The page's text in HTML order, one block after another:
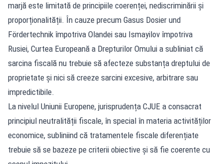
marjă este limitată de principiile coerenței, nediscriminării și
proporționalității. În cauze precum Gasus Dosier und
Fördertechnik împotriva Olandei sau Ismayilov împotriva
Rusiei, Curtea Europeană a Drepturilor Omului a subliniat că
sarcina fiscală nu trebuie să afecteze substanța dreptului de
proprietate și nici să creeze sarcini excesive, arbitrare sau
impredictibile.
La nivelul Uniunii Europene, jurisprudența CJUE a consacrat
principiul neutralității fiscale, în special în materia activităților
economice, subliniind că tratamentele fiscale diferențiate
trebuie să se bazeze pe criterii obiective și să fie coerente cu